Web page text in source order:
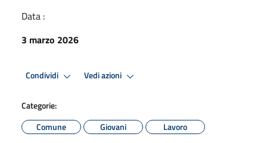
Data :
3 marzo 2026
Condividi Vedi azioni
Categorie:
Comune
Giovani Lavoro